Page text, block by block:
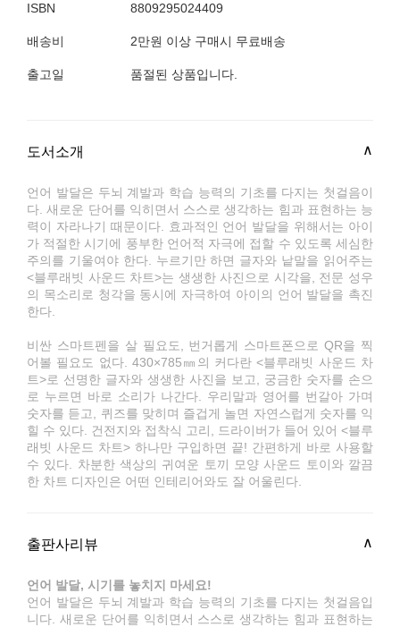
ISBN 8809295024409
배송비 2만원 이상 구매시 무료배송
출고일 품절된 상품입니다.
도서소개
언어 발달은 두뇌 계발과 학습 능력의 기초를 다지는 첫걸음이
다. 새로운 단어를 익히면서 스스로 생각하는 힘과 표현하는 능
력이 자라나기 때문이다. 효과적인 언어 발달을 위해서는 아이
가 적절한 시기에 풍부한 언어적 자극에 접할 수 있도록 세심한
주의를 기울여야 한다. 누르기만 하면 글자와 낱말을 읽어주는
<블루래빗 사운드 차트>는 생생한 사진으로 시각을, 전문 성우
의 목소리로 청각을 동시에 자극하여 아이의 언어 발달을 촉진
한다.
비싼 스마트펜을 살 필요도, 번거롭게 스마트폰으로 QR을 찍
어볼 필요도 없다. 430×785㎜의 커다란 <블루래빗 사운드 차
트>로 선명한 글자와 생생한 사진을 보고, 궁금한 숫자를 손으
로 누르면 바로 소리가 나간다. 우리말과 영어를 번갈아 가며
숫자를 듣고, 퀴즈를 맞히며 즐겁게 놀면 자연스럽게 숫자를 익
힐 수 있다. 건전지와 접착식 고리, 드라이버가 들어 있어 <블루
래빗 사운드 차트> 하나만 구입하면 끝! 간편하게 바로 사용할
수 있다. 차분한 색상의 귀여운 토끼 모양 사운드 토이와 깔끔
한 차트 디자인은 어떤 인테리어와도 잘 어울린다.
출판사리뷰
언어 발달, 시기를 놓치지 마세요!
언어 발달은 두뇌 계발과 학습 능력의 기초를 다지는 첫걸음입
니다. 새로운 단어를 익히면서 스스로 생각하는 힘과 표현하는